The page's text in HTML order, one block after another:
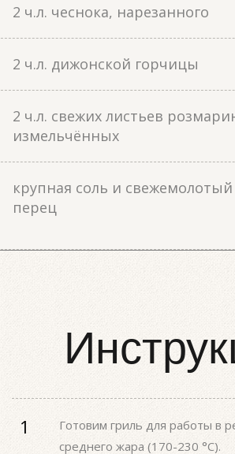
2 ч.л. чеснока, нарезанного
2 ч.л. дижонской горчицы
2 ч.л. свежих листьев
измельчённых
крупная соль и
перец
Готовим гриль для работы в
среднего жара (170-230 °С).